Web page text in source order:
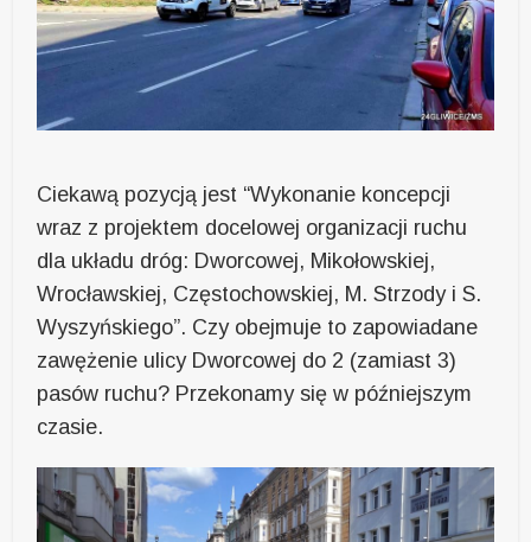
Ciekawą pozycją jest “Wykonanie koncepcji
wraz z projektem docelowej organizacji ruchu
dla układu dróg: Dworcowej, Mikołowskiej,
Wrocławskiej, Częstochowskiej, M. Strzody i S.
Wyszyńskiego”. Czy obejmuje to zapowiadane
zawężenie ulicy Dworcowej do 2 (zamiast 3)
pasów ruchu? Przekonamy się w późniejszym
czasie.